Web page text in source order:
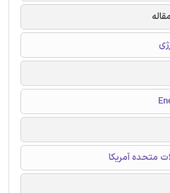
متحده آمریکا